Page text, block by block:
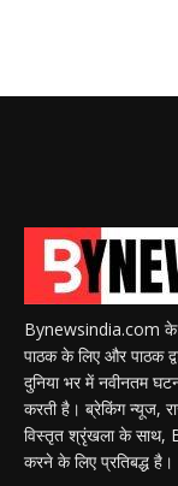
Bynewsindia.com के
पाठक के लिए और पाठक
दुनिया भर में नवीनतम
करती है। ब्रेकिंग न्यूज,
विस्तृत श्रृंखला के साथ,
करने के लिए प्रतिबद्ध है।